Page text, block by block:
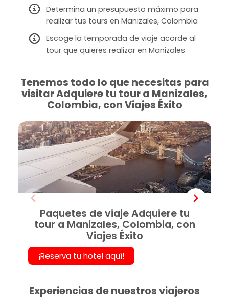
Determina un presupuesto máximo para
realizar tus tours en Manizales, Colombia
Escoge la temporada de viaje acorde al
tour que quieres realizar en Manizales
Tenemos todo lo que necesitas para
visitar Adquiere tu tour a Manizales,
Colombia, con Viajes Éxito
Paquetes de viaje Adquiere tu
tour a Manizales, Colombia, con
Viajes Éxito
¡Reserva tu hotel aquí!
Experiencias de nuestros viajeros